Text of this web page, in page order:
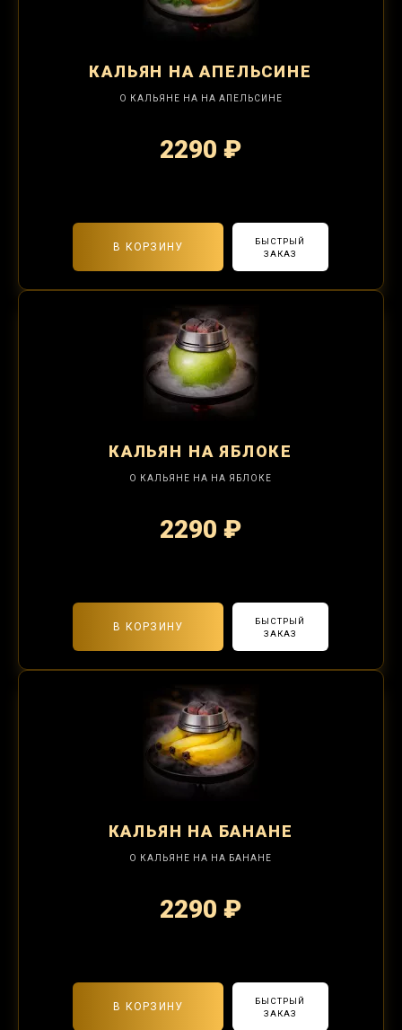
КАЛЬЯН НА АПЕЛЬСИНЕ
О КАЛЬЯНЕ НА НА АПЕЛЬСИНЕ
2290 ₽
В КОРЗИНУ
БЫСТРЫЙ
ЗАКАЗ
КАЛЬЯН НА ЯБЛОКЕ
О КАЛЬЯНЕ НА НА ЯБЛОКЕ
2290 ₽
В КОРЗИНУ
БЫСТРЫЙ
ЗАКАЗ
КАЛЬЯН НА БАНАНЕ
О КАЛЬЯНЕ НА НА БАНАНЕ
2290 ₽
В КОРЗИНУ
БЫСТРЫЙ
ЗАКАЗ